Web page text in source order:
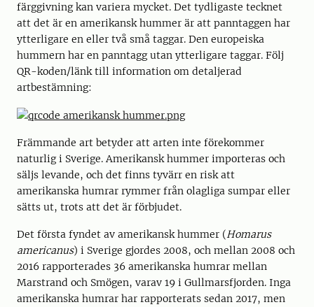
färggivning kan variera mycket. Det tydligaste tecknet
att det är en amerikansk hummer är att panntaggen har
ytterligare en eller två små taggar. Den europeiska
hummern har en panntagg utan ytterligare taggar. Följ
QR-koden/länk till information om detaljerad
artbestämning:
Främmande art betyder att arten inte förekommer
naturlig i Sverige. Amerikansk hummer importeras och
säljs levande, och det finns tyvärr en risk att
amerikanska humrar rymmer från olagliga sumpar eller
sätts ut, trots att det är förbjudet.
Det första fyndet av amerikansk hummer (Homarus
americanus) i Sverige gjordes 2008, och mellan 2008 och
2016 rapporterades 36 amerikanska humrar mellan
Marstrand och Smögen, varav 19 i Gullmarsfjorden. Inga
amerikanska humrar har rapporterats sedan 2017, men